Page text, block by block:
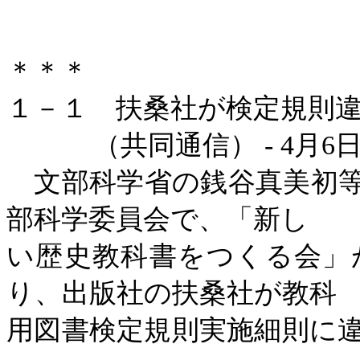
＊＊＊
１－１ 扶桑社が検定規則
（共同通信）
- 4月 6
文部科学省の銭谷真美初
部科学委員会で、「新し
い歴史教科書をつくる会
り、出版社の扶桑社が教科
用図書検定規則実施細則に